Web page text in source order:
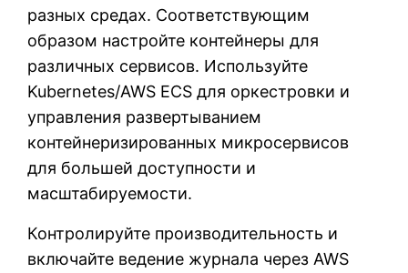
разных средах. Соответствующим
образом настройте контейнеры для
различных сервисов. Используйте
Kubernetes/AWS ECS для оркестровки и
управления развертыванием
контейнеризированных микросервисов
для большей доступности и
масштабируемости.
Контролируйте производительность и
включайте ведение журнала через AWS